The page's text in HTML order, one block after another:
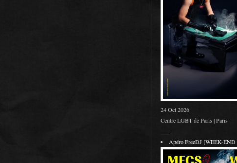
24 Oct 2026
Centre LGBT de Paris | Paris
Apéro FreeDJ [WEEK-